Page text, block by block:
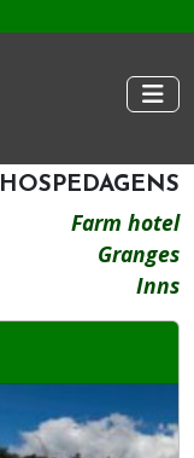
HOSPEDAGENS
Farm hotel
Granges
Inns